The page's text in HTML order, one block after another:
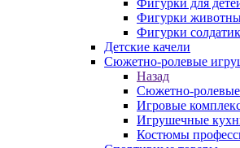
Фигурки для
Фигурки
Фигурки
Детские качели
Сюжетно-ролевые
Назад
Сюжетно-
Игровые
Игрушечные
Костюмы